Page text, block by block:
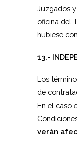
Juzgados
oficina del
hubiese
13.-
Los
de
En el caso
verán